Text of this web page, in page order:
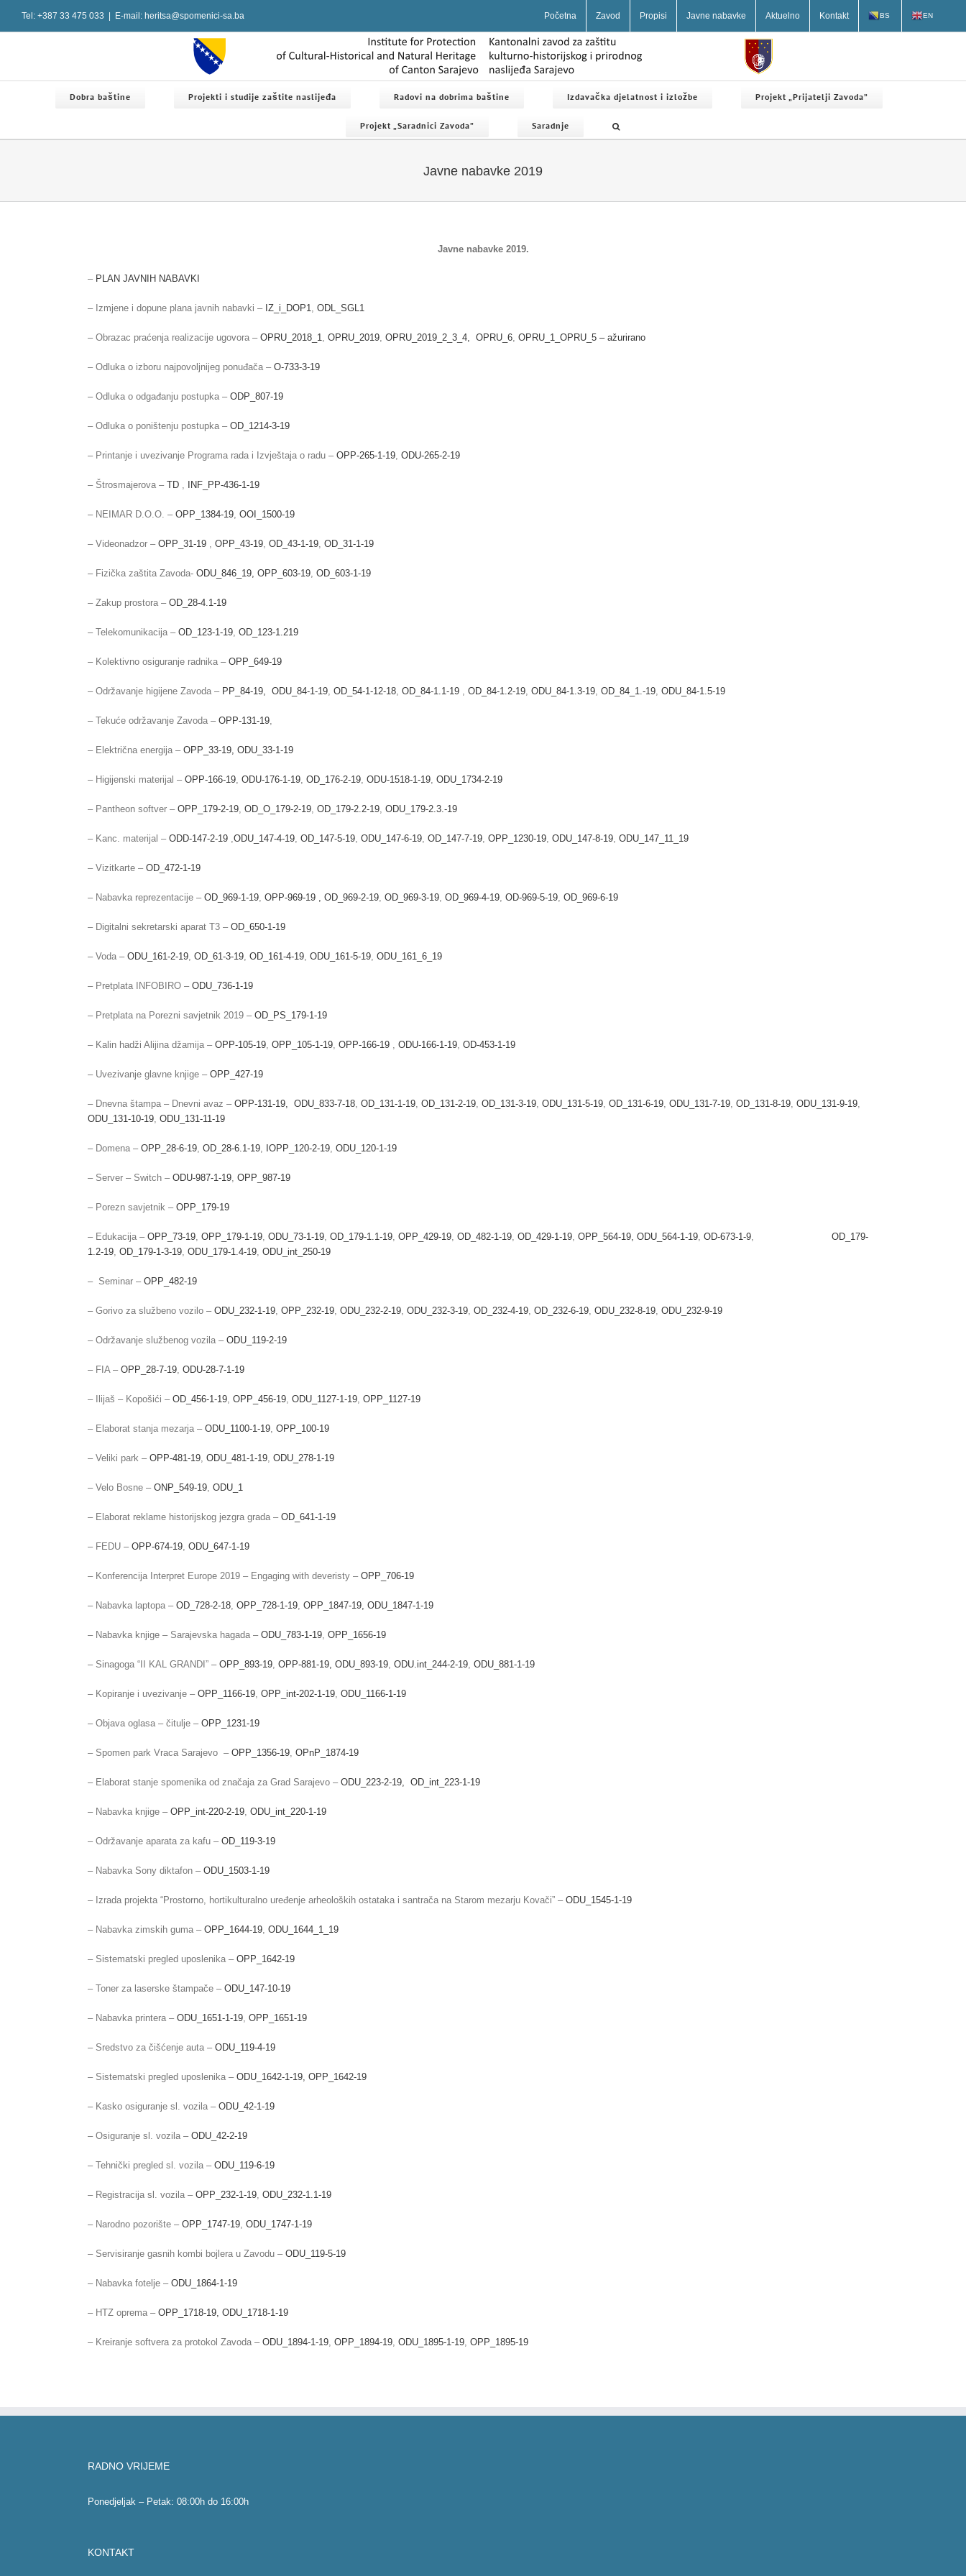
Tel: +387 33 475 033 E-mail: heritsa@spomenici-sa.ba Početna Zavod Propisi Javne nabavke Aktuelno Kontakt BS EN
Dobra baštine Projekti i studije zaštite naslijeđa Radovi na dobrima baštine Izdavačka djelatnost i izložbe Projekt „Prijatelji Zavoda”
Projekt „Saradnici Zavoda” Saradnje
Javne nabavke 2019
Javne nabavke 2019.
– PLAN JAVNIH NABAVKI
– Izmjene i dopune plana javnih nabavki – IZ_i_DOP1, ODL_SGL1
– Obrazac praćenja realizacije ugovora – OPRU_2018_1, OPRU_2019, OPRU_2019_2_3_4, OPRU_6, OPRU_1_OPRU_5 – ažurirano
– Odluka o izboru najpovoljnijeg ponuđača – O-733-3-19
– Odluka o odgađanju postupka – ODP_807-19
– Odluka o poništenju postupka – OD_1214-3-19
– Printanje i uvezivanje Programa rada i Izvještaja o radu – OPP-265-1-19, ODU-265-2-19
– Štrosmajerova – TD , INF_PP-436-1-19
– NEIMAR D.O.O. – OPP_1384-19, OOI_1500-19
– Videonadzor – OPP_31-19 , OPP_43-19, OD_43-1-19, OD_31-1-19
– Fizička zaštita Zavoda- ODU_846_19, OPP_603-19, OD_603-1-19
– Zakup prostora – OD_28-4.1-19
– Telekomunikacija – OD_123-1-19, OD_123-1.219
– Kolektivno osiguranje radnika –OPP_649-19
– Održavanje higijene Zavoda – PP_84-19, ODU_84-1-19, OD_54-1-12-18, OD_84-1.1-19 , OD_84-1.2-19, ODU_84-1.3-19, OD_84_1.-19, ODU_84-1.5-19
– Tekuće održavanje Zavoda – OPP-131-19,
– Električna energija – OPP_33-19, ODU_33-1-19
– Higijenski materijal – OPP-166-19, ODU-176-1-19, OD_176-2-19, ODU-1518-1-19, ODU_1734-2-19
– Pantheon softver – OPP_179-2-19, OD_O_179-2-19, OD_179-2.2-19, ODU_179-2.3.-19
– Kanc. materijal – ODD-147-2-19 ,ODU_147-4-19, OD_147-5-19, ODU_147-6-19, OD_147-7-19, OPP_1230-19, ODU_147-8-19, ODU_147_11_19
– Vizitkarte – OD_472-1-19
– Nabavka reprezentacije – OD_969-1-19, OPP-969-19 , OD_969-2-19, OD_969-3-19, OD_969-4-19, OD-969-5-19, OD_969-6-19
– Digitalni sekretarski aparat T3 – OD_650-1-19
– Voda – ODU_161-2-19, OD_61-3-19, OD_161-4-19, ODU_161-5-19, ODU_161_6_19
– Pretplata INFOBIRO – ODU_736-1-19
– Pretplata na Porezni savjetnik 2019 – OD_PS_179-1-19
– Kalin hadži Alijina džamija – OPP-105-19, OPP_105-1-19, OPP-166-19 , ODU-166-1-19, OD-453-1-19
– Uvezivanje glavne knjige – OPP_427-19
– Dnevna štampa – Dnevni avaz –OPP-131-19, ODU_833-7-18, OD_131-1-19, OD_131-2-19, OD_131-3-19, ODU_131-5-19, OD_131-6-19, ODU_131-7-19, OD_131-8-19, ODU_131-9-19,
ODU_131-10-19, ODU_131-11-19
– Domena – OPP_28-6-19, OD_28-6.1-19, IOPP_120-2-19, ODU_120-1-19
– Server – Switch – ODU-987-1-19, OPP_987-19
– Porezn savjetnik – OPP_179-19
– Edukacija – OPP_73-19, OPP_179-1-19, ODU_73-1-19, OD_179-1.1-19, OPP_429-19, OD_482-1-19, OD_429-1-19, OPP_564-19, ODU_564-1-19, OD-673-1-9, OD_179-
1.2-19, OD_179-1-3-19, ODU_179-1.4-19, ODU_int_250-19
– Seminar – OPP_482-19
– Gorivo za službeno vozilo – ODU_232-1-19, OPP_232-19, ODU_232-2-19, ODU_232-3-19, OD_232-4-19, OD_232-6-19, ODU_232-8-19, ODU_232-9-19
– Održavanje službenog vozila – ODU_119-2-19
– FIA – OPP_28-7-19, ODU-28-7-1-19
– Ilijaš – Kopošići – OD_456-1-19, OPP_456-19, ODU_1127-1-19, OPP_1127-19
– Elaborat stanja mezarja – ODU_1100-1-19, OPP_100-19
– Veliki park – OPP-481-19, ODU_481-1-19, ODU_278-1-19
– Velo Bosne – ONP_549-19, ODU_1
– Elaborat reklame historijskog jezgra grada – OD_641-1-19
– FEDU – OPP-674-19, ODU_647-1-19
– Konferencija Interpret Europe 2019 – Engaging with deveristy – OPP_706-19
– Nabavka laptopa – OD_728-2-18, OPP_728-1-19, OPP_1847-19, ODU_1847-1-19
– Nabavka knjige – Sarajevska hagada – ODU_783-1-19, OPP_1656-19
– Sinagoga “II KAL GRANDI” – OPP_893-19, OPP-881-19, ODU_893-19, ODU.int_244-2-19, ODU_881-1-19
– Kopiranje i uvezivanje – OPP_1166-19, OPP_int-202-1-19, ODU_1166-1-19
– Objava oglasa – čitulje – OPP_1231-19
– Spomen park Vraca Sarajevo – OPP_1356-19, OPnP_1874-19
– Elaborat stanje spomenika od značaja za Grad Sarajevo – ODU_223-2-19, OD_int_223-1-19
– Nabavka knjige – OPP_int-220-2-19, ODU_int_220-1-19
– Održavanje aparata za kafu – OD_119-3-19
– Nabavka Sony diktafon – ODU_1503-1-19
– Izrada projekta “Prostorno, hortikulturalno uređenje arheoloških ostataka i santrača na Starom mezarju Kovači” – ODU_1545-1-19
– Nabavka zimskih guma – OPP_1644-19, ODU_1644_1_19
– Sistematski pregled uposlenika – OPP_1642-19
– Toner za laserske štampače – ODU_147-10-19
– Nabavka printera – ODU_1651-1-19, OPP_1651-19
– Sredstvo za čišćenje auta – ODU_119-4-19
– Sistematski pregled uposlenika – ODU_1642-1-19, OPP_1642-19
– Kasko osiguranje sl. vozila – ODU_42-1-19
– Osiguranje sl. vozila – ODU_42-2-19
– Tehnički pregled sl. vozila – ODU_119-6-19
– Registracija sl. vozila – OPP_232-1-19, ODU_232-1.1-19
– Narodno pozorište – OPP_1747-19, ODU_1747-1-19
– Servisiranje gasnih kombi bojlera u Zavodu – ODU_119-5-19
– Nabavka fotelje – ODU_1864-1-19
– HTZ oprema – OPP_1718-19, ODU_1718-1-19
– Kreiranje softvera za protokol Zavoda – ODU_1894-1-19, OPP_1894-19, ODU_1895-1-19, OPP_1895-19
RADNO VRIJEME
Ponedjeljak – Petak: 08:00h do 16:00h
KONTAKT